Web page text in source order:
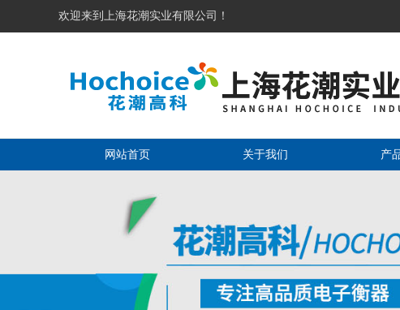
欢迎来到上海花潮实业有限公司！
网站首页 关于我们 产